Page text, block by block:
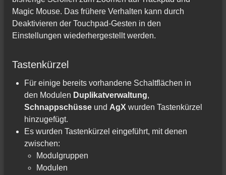
Magic Mouse. Das frühere Verhalten kann durch
Deaktivieren der Touchpad-Gesten in den
Einstellungen wiederhergestellt werden.
Tastenkürzel
Für einige bereits vorhandene Schaltflächen in
den Modulen Duplikatverwaltung,
Schnappschüsse und AgX wurden Tastenkürzel
hinzugefügt.
Es wurden Tastenkürzel eingeführt, mit denen
zwischen:
Modulgruppen
Modulen